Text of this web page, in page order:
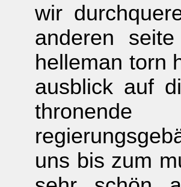
wir
anderen
helleman torn
ausblick auf
uns bis zum